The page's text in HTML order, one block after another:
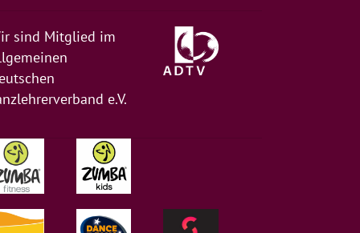
sind Mitglied im
e.V.